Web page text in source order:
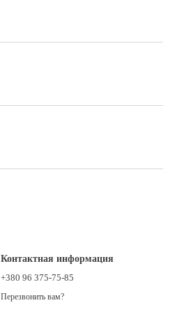
Контактная информация
+380 96 375-75-85
Перезвонить вам?